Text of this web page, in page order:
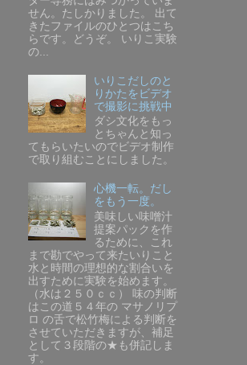
せん。たしかりました。 出て
きたファイルのひとつはこち
らです。どうぞ。 いりこ実験
の...
いりこだしのと
りかたをビデオ
で撮影に挑戦中
ダシ文化をもっ
とちゃんと知っ
てもらいたいのでビデオ制作
で取り組むことにしました。
心機一転。だし
をもう一度。
美味しい味噌汁
提案パックを作
るために、これ
まで勘でやって来たいりこと
水と時間の理想的な割合いを
出すために実験を始めます。
（水は２５０ｃｃ） 味の判断
はこの道５４年の マサノリプ
ロ の舌で松竹梅による判断を
させていただきますが、補足
として３段階の★も併記しま
す。